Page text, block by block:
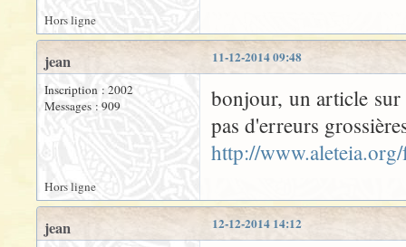
Hors ligne
11-12-2014 09:48
jean
Inscription : 2002
Messages : 909
bonjour, un article sur
pas d'erreurs
http://
Hors ligne
12-12-2014 14:12
jean